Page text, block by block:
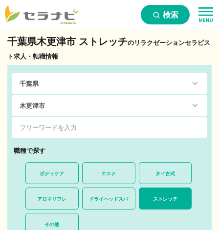
検索
千葉県木更津市 ストレッチのリラクゼーションセラピス
ト求人・転職情報
職種で探す
ボディケア エステ タイ古式
アロマリフレ ドライヘッドスパ ストレッチ
その他